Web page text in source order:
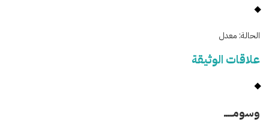
الحالة: معدل
علاقات الوثيقة
وسومـــــ